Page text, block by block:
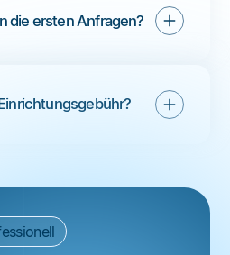
die ersten Anfragen?